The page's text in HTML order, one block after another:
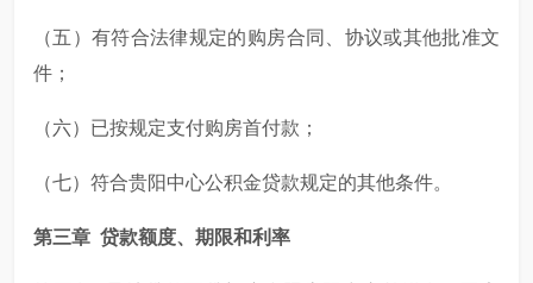
（五）有符合法律规定的购房合同、协议或其他批准文
件；
（六）已按规定支付购房首付款；
（七）符合贵阳中心公积金贷款规定的其他条件。
第三章 贷款额度、期限和利率